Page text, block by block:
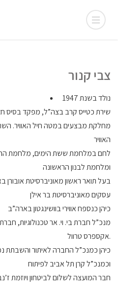
צבי קנור
נולד בשנת 1947
שירת כטייס קרב בצה”ל, מפקד בסיס
מחלקת מבצעים במטה חיל האוויר.
האוויר
לחם במלחמת ששת הימים, מלחמת
ומלחמת לבנון הראשונה
עסקים מאוניברסיטת בר אילן
כיהן כנספח אווירי בוושינגטון בארה”ב
מנכ”ל חברת בי. וי. אר טכנולוגיות,
אקספרס טרוול.
וכמנכ”ל קרן תל אביב לפיתוח
חבר המועצה לשלום לביטחון ויוזמת